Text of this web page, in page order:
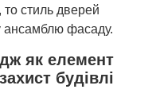
то стиль дверей
ансамблю фасаду.
як елемент
будівлі